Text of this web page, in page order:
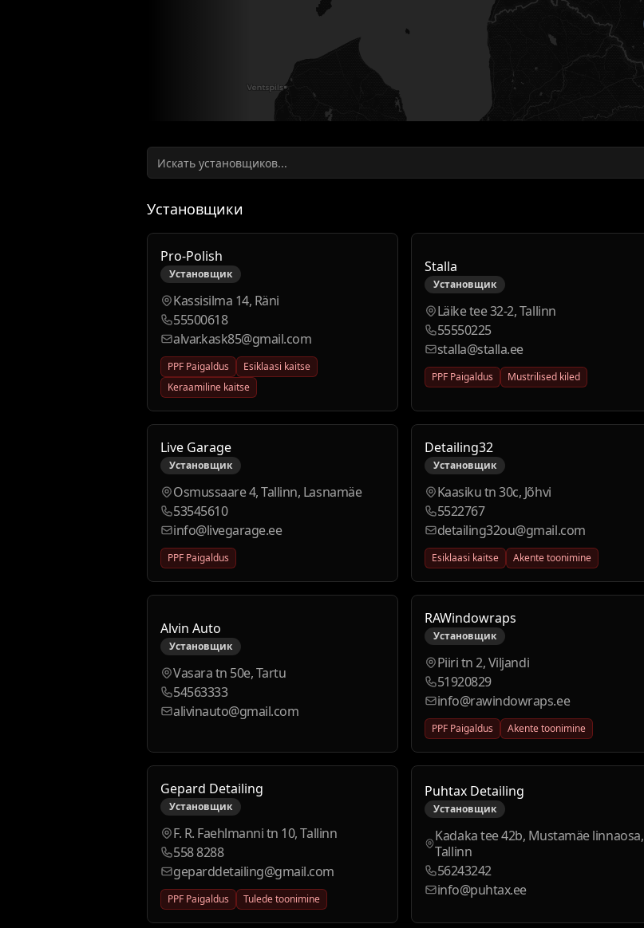
Установщики
Pro-Polish
Установщик
Kassisilma 14, Räni
55500618
alvar.kask85@gmail.com
PPF Paigaldus
Esiklaasi kaitse
Keraamiline kaitse
Stalla
Установщик
Läike tee 32-2, Tallinn
55550225
stalla@stalla.ee
PPF Paigaldus Mustrilised kiled
Live Garage
Установщик
Osmussaare 4, Tallinn, Lasnamäe
53545610
info@livegarage.ee
PPF Paigaldus
Detailing32
Установщик
Kaasiku tn 30c, Jõhvi
5522767
detailing32ou@gmail.com
Esiklaasi kaitse Akente toonimine
Alvin Auto
Установщик
Vasara tn 50e, Tartu
54563333
alivinauto@gmail.com
RAWindowraps
Установщик
Piiri tn 2, Viljandi
51920829
info@rawindowraps.ee
PPF Paigaldus Akente toonimine
Gepard Detailing
Установщик
F. R. Faehlmanni tn 10, Tallinn
558 8288
geparddetailing@gmail.com
PPF Paigaldus Tulede toonimine
Puhtax Detailing
Установщик
Kadaka tee 42b, Mustamäe linnaosa,
Tallinn
56243242
info@puhtax.ee